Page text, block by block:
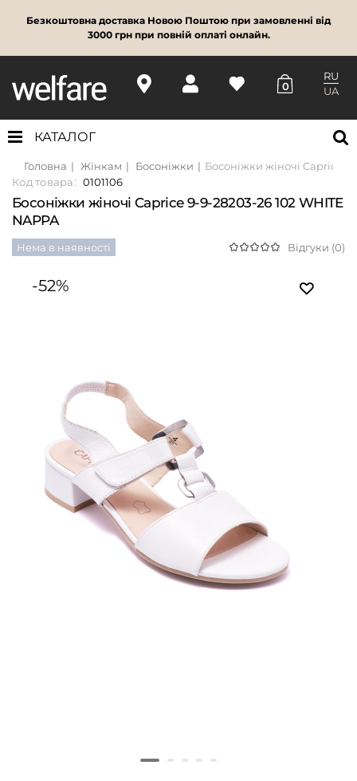
Безкоштовна доставка Новою Поштою при замовленні від
3000 грн при повній оплаті онлайн.
0
RU
UA
КАТАЛОГ
Головна Жінкам Босоніжки
Босоніжки жіночі Caprice
Код товара: 0101106
Босоніжки жіночі Caprice 9-9-28203-26 102 WHITE
NAPPA
Нема в наявності Відгуки (0)
-52%